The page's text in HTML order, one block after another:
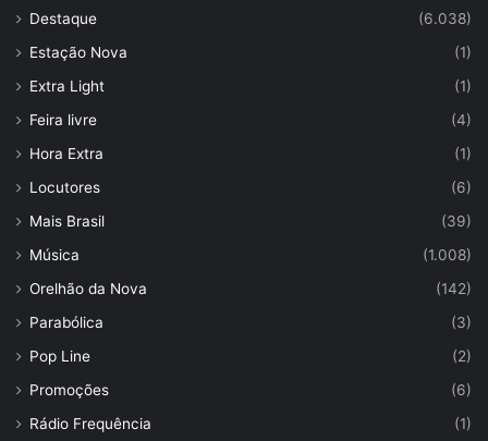
Destaque
(6.038)
Estação Nova
(1)
Extra Light
(1)
Feira livre
(4)
Hora Extra
(1)
Locutores
(6)
Mais Brasil
(39)
Música
(1.008)
Orelhão da Nova
(142)
Parabólica
(3)
Pop Line
(2)
Promoções
(6)
Rádio Frequência
(1)